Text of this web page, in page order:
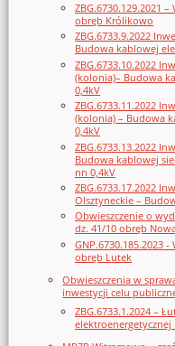
ZBG.6730.129.2021
obręb Królikowo
ZBG.6733.9.2022
Budowa kablowej
ZBG.6733.10.2022
(kolonia)– Budowa
0,4kV
ZBG.6733.11.2022
(kolonia) – Budowa
0,4kV
ZBG.6733.13.2022
Budowa kablowej
nn 0,4kV
ZBG.6733.17.2022
Olsztyneckie –
Obwieszczenie o
dz. 41/10 obręb
GNP.6730.185.2023
obręb Lutek
Obwieszczenia w
inwestycji celu
ZBG.6733.1.2024 –
elektroenergetycznej